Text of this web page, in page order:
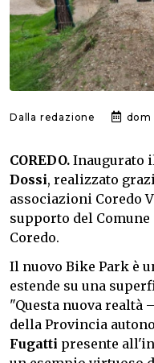
Dalla redazione dom
COREDO. Inaugurato
Dossi, realizzato
associazioni Coredo
supporto del Comune
Coredo.
Il nuovo Bike Park è
estende su una
"Questa nuova realtà
della Provincia
Fugatti presente